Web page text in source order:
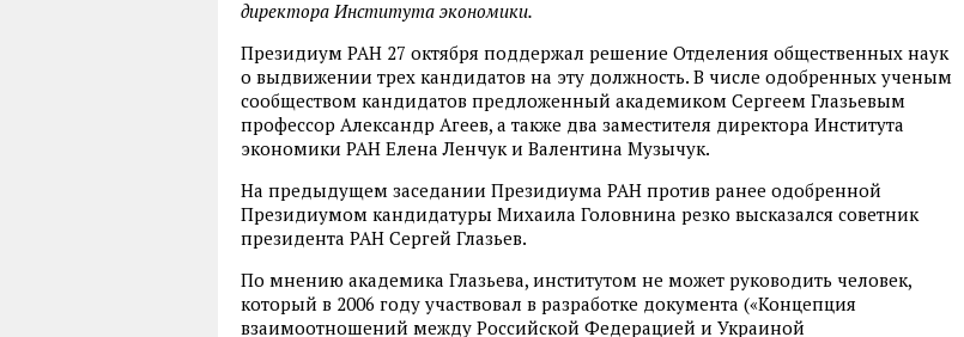
директора Института экономики.
Президиум РАН 27 октября поддержал решение Отделения общественных наук
о выдвижении трех кандидатов на эту должность. В числе одобренных ученым
сообществом кандидатов предложенный академиком Сергеем Глазьевым
профессор Александр Агеев, а также два заместителя директора Института
экономики РАН Елена Ленчук и Валентина Музычук.
На предыдущем заседании Президиума РАН против ранее одобренной
Президиумом кандидатуры Михаила Головнина резко высказался советник
президента РАН Сергей Глазьев.
По мнению академика Глазьева, институтом не может руководить человек,
который в 2006 году участвовал в разработке документа («Концепция
взаимоотношений между Российской Федерацией и Украиной